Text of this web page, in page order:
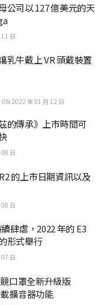
公司以 127 億美元的天
日
乳牛戴上 VR 頭戴裝置
2022 年 01 月 12 日
的傳承》上市時間可
日
的上市日期資訊以及
日
肆虐，2022 年的 E3
形式舉行
日
口罩全新升級版
擴音器功能